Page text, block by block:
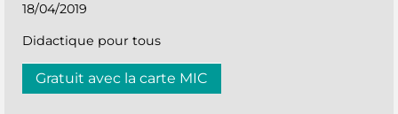
18/04/2019
Didactique pour tous
Gratuit avec la carte MIC